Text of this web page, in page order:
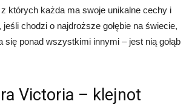
z których każda ma swoje unikalne cechy i
chodzi o najdroższe gołębie na świecie,
się ponad wszystkimi innymi – jest nią gołąb
Victoria – klejnot